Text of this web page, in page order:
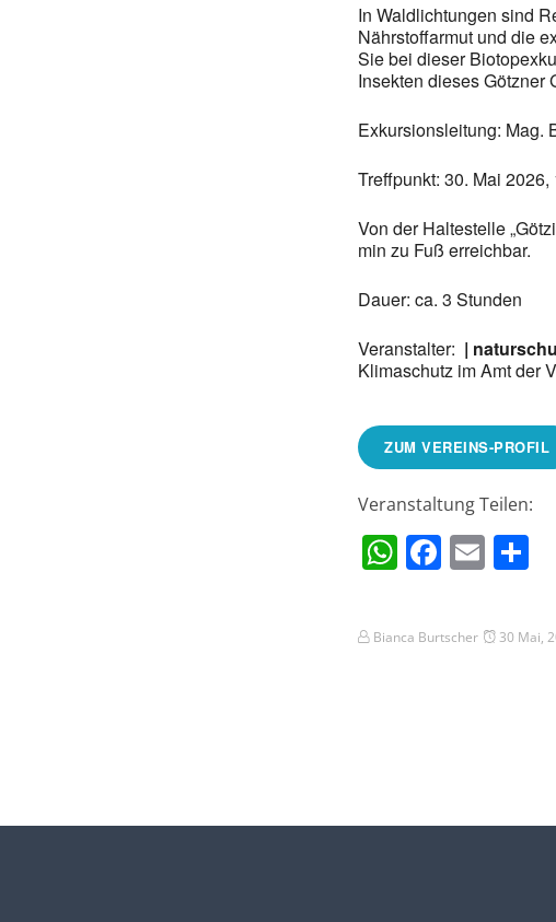
In Waldlichtungen sind
Nährstoffarmut und die
Sie bei dieser
Insekten dieses Götzner
Exkursionsleitung: Mag.
Treffpunkt: 30. Mai
Von der Haltestelle
min zu Fuß erreichbar.
Dauer: ca. 3 Stunden
Veranstalter: |
Klimaschutz im Amt der
ZUM VEREINS-PROFIL
Veranstaltung Teilen:
WhatsApp
Email
Bianca Burtscher 30 Mai,